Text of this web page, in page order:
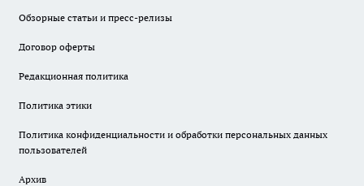
Обзорные статьи и пресс-релизы
Договор оферты
Редакционная политика
Политика этики
Политика конфиденциальности и обработки персональных данных
пользователей
Архив